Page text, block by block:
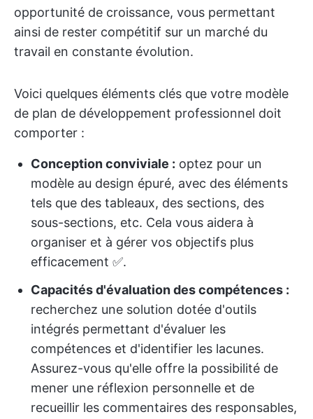
opportunité de croissance, vous permettant
ainsi de rester compétitif sur un marché du
travail en constante évolution.
Voici quelques éléments clés que votre modèle
de plan de développement professionnel doit
comporter :
Conception conviviale : optez pour un
modèle au design épuré, avec des éléments
tels que des tableaux, des sections, des
sous-sections, etc. Cela vous aidera à
organiser et à gérer vos objectifs plus
efficacement ✅.
Capacités d'évaluation des compétences :
recherchez une solution dotée d'outils
intégrés permettant d'évaluer les
compétences et d'identifier les lacunes.
Assurez-vous qu'elle offre la possibilité de
mener une réflexion personnelle et de
recueillir les commentaires des responsables,